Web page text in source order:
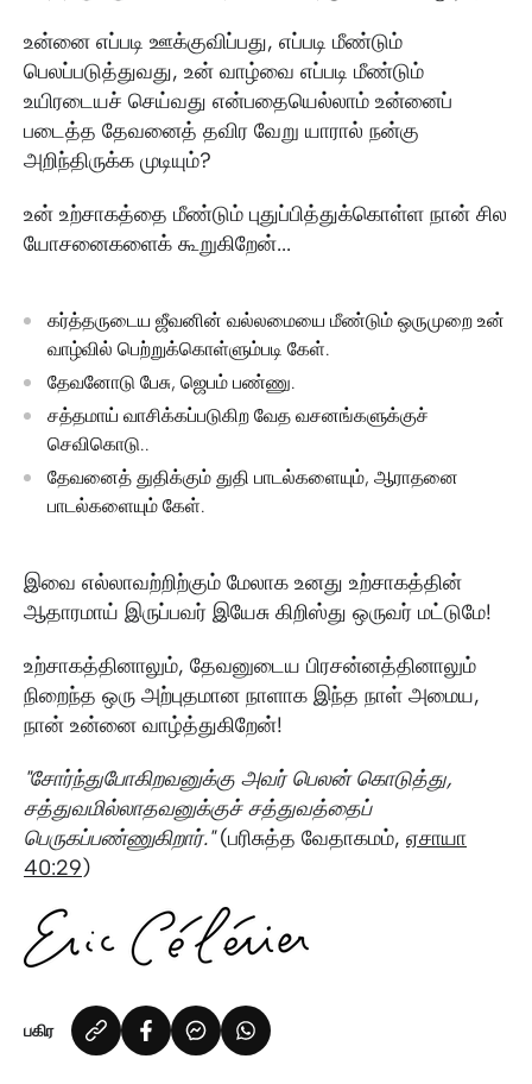
உன்னை எப்படி ஊக்குவிப்பது, எப்படி மீண்டும்
பெலப்படுத்துவது, உன் வாழ்வை எப்படி மீண்டும்
உயிரடையச் செய்வது என்பதையெல்லாம் உன்னைப்
படைத்த தேவனைத் தவிர வேறு யாரால் நன்கு
அறிந்திருக்க முடியும்?
உன் உற்சாகத்தை மீண்டும் புதுப்பித்துக்கொள்ள நான் சில
யோசனைகளைக் கூறுகிறேன்...
கர்த்தருடைய ஜீவனின் வல்லமையை மீண்டும் ஒருமுறை உன்
வாழ்வில் பெற்றுக்கொள்ளும்படி கேள்.
தேவனோடு பேசு, ஜெபம் பண்ணு.
சத்தமாய் வாசிக்கப்படுகிற வேத வசனங்களுக்குச்
செவிகொடு..
தேவனைத் துதிக்கும் துதி பாடல்களையும், ஆராதனை
பாடல்களையும் கேள்.
இவை எல்லாவற்றிற்கும் மேலாக உனது உற்சாகத்தின்
ஆதாரமாய் இருப்பவர் இயேசு கிறிஸ்து ஒருவர் மட்டுமே!
உற்சாகத்தினாலும், தேவனுடைய பிரசன்னத்தினாலும்
நிறைந்த ஒரு அற்புதமான நாளாக இந்த நாள் அமைய,
நான் உன்னை வாழ்த்துகிறேன்!
"சோர்ந்துபோகிறவனுக்கு அவர் பெலன் கொடுத்து,
சத்துவமில்லாதவனுக்குச் சத்துவத்தைப்
பெருகப்பண்ணுகிறார்."(பரிசுத்த வேதாகமம், ஏசாயா
40:29)
பகிர